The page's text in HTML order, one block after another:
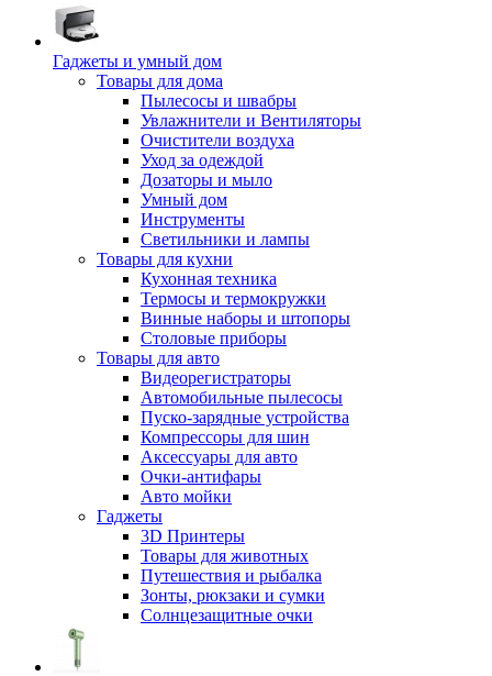
Гаджеты и умный дом
Товары для дома
Пылесосы и швабры
Увлажнители и Вентиляторы
Очистители воздуха
Уход за одеждой
Дозаторы и мыло
Умный дом
Инструменты
Светильники и лампы
Товары для кухни
Кухонная техника
Термосы и термокружки
Винные наборы и штопоры
Столовые приборы
Товары для авто
Видеорегистраторы
Автомобильные пылесосы
Пуско-зарядные устройства
Компрессоры для шин
Аксессуары для авто
Очки-антифары
Авто мойки
Гаджеты
3D Принтеры
Товары для животных
Путешествия и рыбалка
Зонты, рюкзаки и сумки
Солнцезащитные очки